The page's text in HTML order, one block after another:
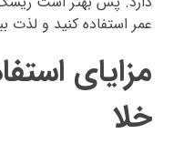
عمر استفاده کنید و لذت
مزایای
خلا